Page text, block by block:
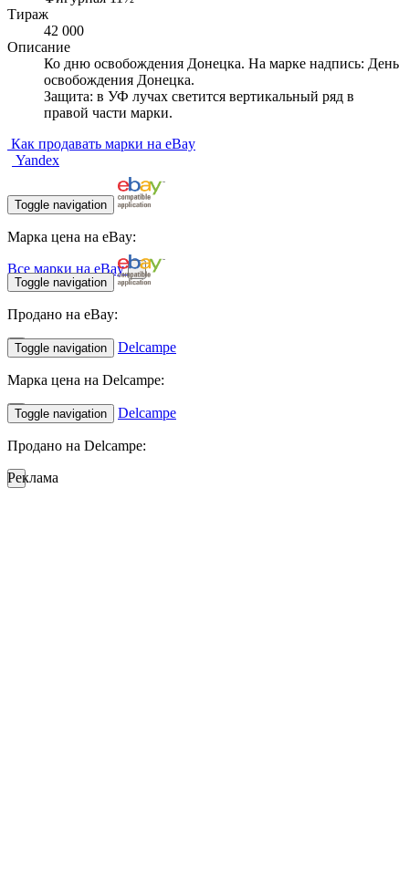
Тираж
42 000
Описание
Ко дню освобождения Донецка. На марке надпись: День
освобождения Донецка.
Защита: в УФ лучах светится вертикальный ряд в
правой части марки.
Как продавать марки на eBay
Yandex
Toggle navigation
Марка цена на eBay:
Все марки на eBay
Toggle navigation
Продано на eBay:
Toggle navigation Delcampe
Марка цена на Delcampe:
Toggle navigation Delcampe
Продано на Delcampe:
Реклама